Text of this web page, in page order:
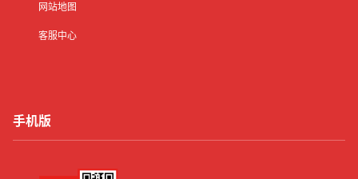
网站地图
客服中心
手机版